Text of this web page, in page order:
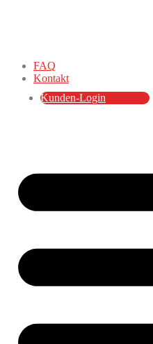
FAQ
Kontakt
Kunden-Login